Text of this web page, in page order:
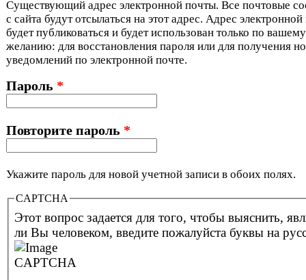
Существующий адрес электронной почты. Все почтовые
с сайта будут отсылаться на этот адрес. Адрес
будет публиковаться и будет использован только по вашему
желанию: для восстановления пароля или для получения
уведомлений по электронной почте.
Пароль *
Повторите пароль *
Укажите пароль для новой учетной записи в обоих полях.
CAPTCHA
Этот вопрос задается для того, чтобы выяснить,
ли Вы человеком, введите пожалуйста буквы на